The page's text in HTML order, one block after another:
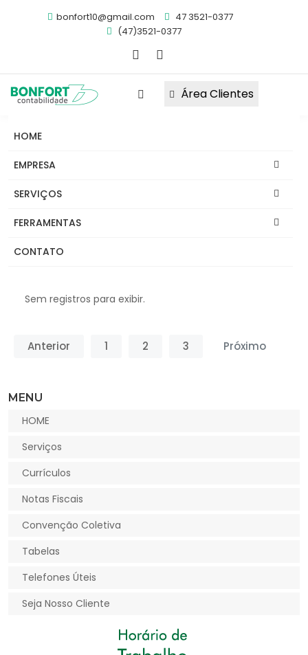
bonfort10@gmail.com
47 3521-0377
(47)3521-0377
HOME
EMPRESA
SERVIÇOS
FERRAMENTAS
CONTATO
Área Clientes
Sem registros para exibir.
Anterior 1 2 3 Próximo
MENU
HOME
Serviços
Currículos
Notas Fiscais
Convenção Coletiva
Tabelas
Telefones Úteis
Seja Nosso Cliente